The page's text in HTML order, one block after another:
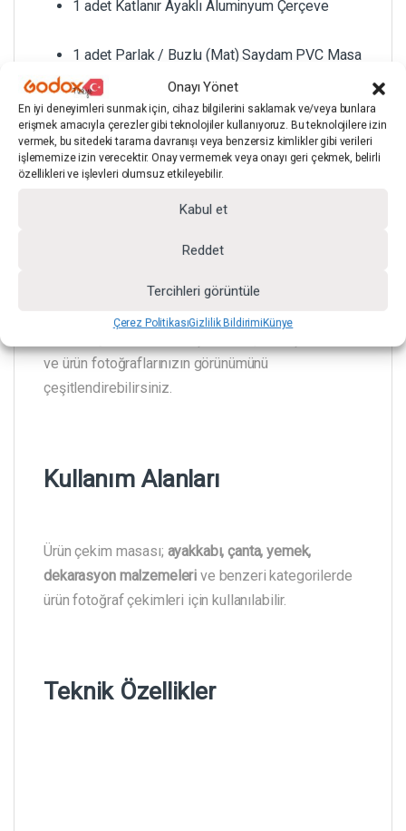
Onayı Yönet
En iyi deneyimleri sunmak için, cihaz bilgilerini saklamak ve/veya bunlara
erişmek amacıyla çerezler gibi teknolojiler kullanıyoruz. Bu teknolojilere izin
vermek, bu sitedeki tarama davranışı veya benzersiz kimlikler gibi verileri
işlememize izin verecektir. Onay vermemek veya onayı geri çekmek, belirli
özellikleri ve işlevleri olumsuz etkileyebilir.
Kabul et
Reddet
Tercihleri görüntüle
Çerez PolitikasıGizlilik BildirimiKünye
1 adet Katlanır Ayaklı Aluminyum Çerçeve
1 adet Parlak / Buzlu (Mat) Saydam PVC Masa
8 adet Tutucu/Mandal
Uygulama Senaryosu
Still-life çekimlerinde masanın çevresinin açık
göre hızlıca güncellemeyi kolaylaştırır. Örneğin
üstten kurulan ışığı, masanın altından da
ve ürün fotoğraflarınızın görünümünü
çeşitlendirebilirsiniz.
Kullanım Alanları
Ürün çekim masası; ayakkabı, çanta, yemek,
dekarasyon malzemeleri ve benzeri kategorilerde
ürün fotoğraf çekimleri için kullanılabilir.
Teknik Özellikler